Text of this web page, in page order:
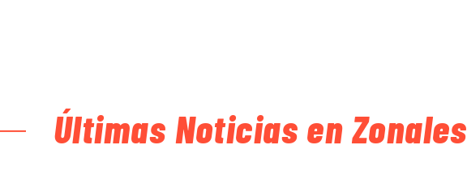
Últimas Noticias en Zonales